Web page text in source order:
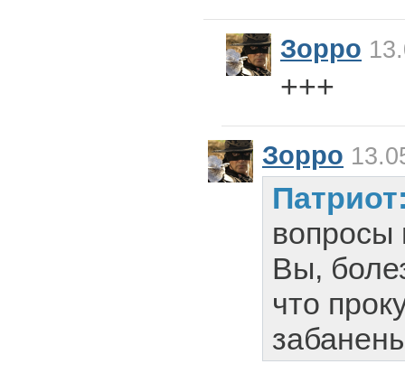
Зорро
+++
Зорро
вопросы
Вы,
что